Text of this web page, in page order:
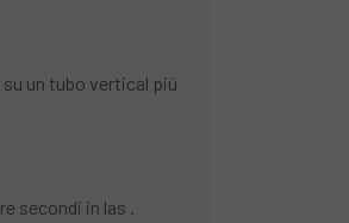
un tubo vertical più
secondi in las .